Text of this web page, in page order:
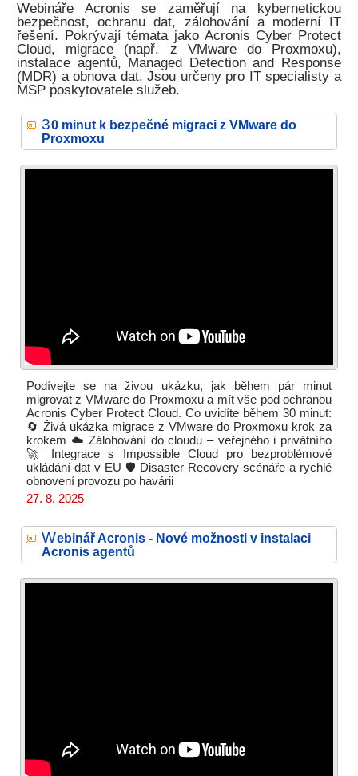
Webináře Acronis se zaměřují na kybernetickou
bezpečnost, ochranu dat, zálohování a moderní IT
řešení. Pokrývají témata jako Acronis Cyber Protect
Cloud, migrace (např. z VMware do Proxmoxu),
instalace agentů, Managed Detection and Response
(MDR) a obnova dat. Jsou určeny pro IT specialisty a
MSP poskytovatele služeb.
30 minut k bezpečné migraci z VMware do
Proxmoxu
Podívejte se na živou ukázku, jak během pár minut
migrovat z VMware do Proxmoxu a mít vše pod ochranou
Acronis Cyber Protect Cloud. Co uvidíte během 30 minut:
🔄 Živá ukázka migrace z VMware do Proxmoxu krok za
krokem ☁️ Zálohování do cloudu – veřejného i privátního
🚀 Integrace s Impossible Cloud pro bezproblémové
ukládání dat v EU 🛡 Disaster Recovery scénáře a rychlé
obnovení provozu po havárii
27. 8. 2025
Webinář Acronis - Nové možnosti v instalaci
Acronis agentů